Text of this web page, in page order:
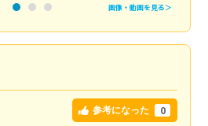
画像・動画を見る＞
参考になった 0